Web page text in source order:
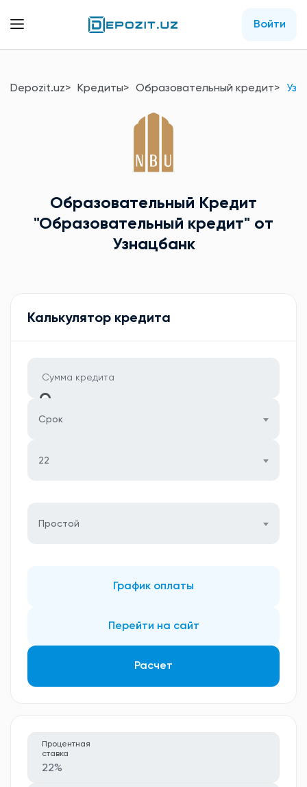
Войти
Depozit.uz Кредиты Образовательный кредит
Образовательный Кредит
"Образовательный кредит" от
Узнацбанк
Калькулятор кредита
Срок
22
Простой
График оплаты
Перейти на сайт
Расчет
Процентная
ставка
22%